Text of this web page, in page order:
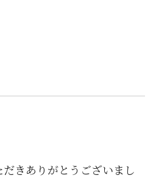
きありがとうございまし